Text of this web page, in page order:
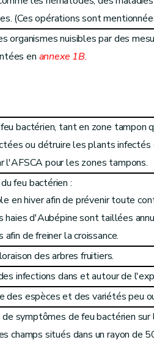
(Ces opérations sont
organismes nuisibles par des
en annexe 1B.
bactérien, tant en zone tampon
ou détruire les plants infectés
l'AFSCA pour les zones tampons.
feu bactérien :
en hiver afin de prévenir toute
haies d'Aubépine sont taillées
afin de freiner la croissance.
des arbres fruitiers.
infections dans et autour de
des espèces et des variétés peu
symptômes de feu bactérien sur
champs situés dans un rayon de